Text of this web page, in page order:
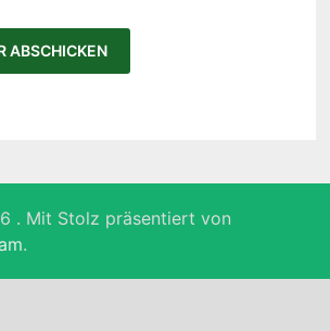
. Mit Stolz präsentiert von
.